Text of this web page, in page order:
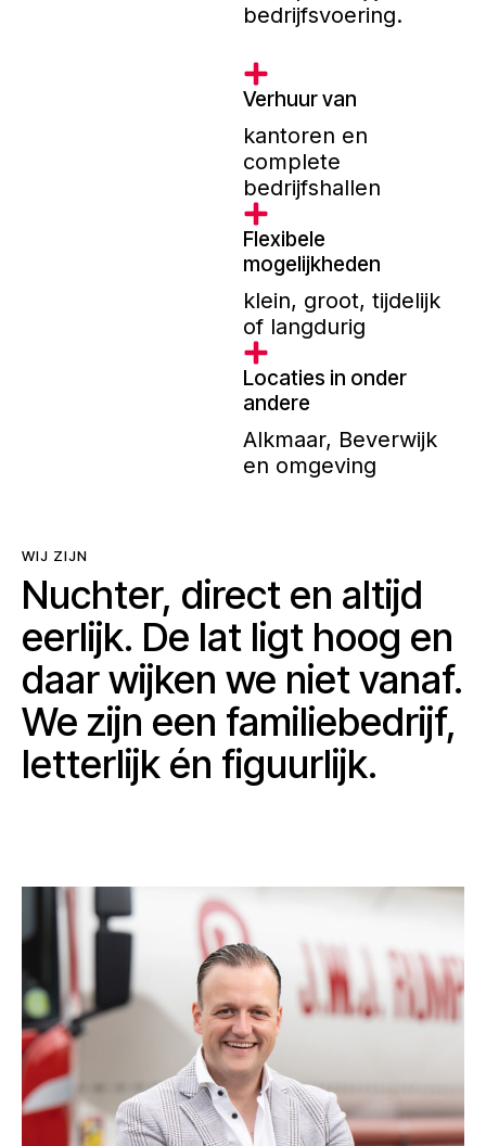
bedrijfsvoering.
Verhuur van
kantoren en
complete
bedrijfshallen
Flexibele
mogelijkheden
klein, groot, tijdelijk
of langdurig
Locaties in onder
andere
Alkmaar, Beverwijk
en omgeving
WIJ ZIJN
Nuchter, direct en altijd
eerlijk. De lat ligt hoog en
daar wijken we niet vanaf.
We zijn een familiebedrijf,
letterlijk én figuurlijk.